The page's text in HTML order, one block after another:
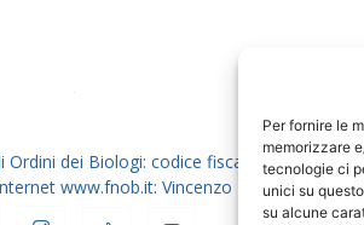
Per fornire le
memorizzare
tecnologie ci
unici su
su alcune
dei
Ordini dei Biologi: codice fiscale
www.fnob.it: Vincenzo D'Anna